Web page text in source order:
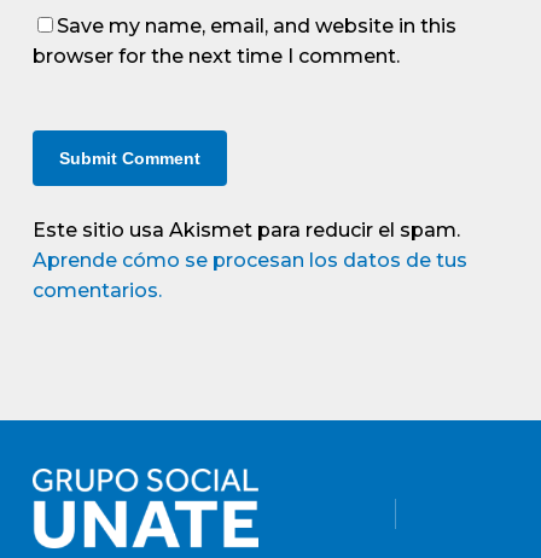
Save my name, email, and website in this
browser for the next time I comment.
Este sitio usa Akismet para reducir el spam.
Aprende cómo se procesan los datos de tus
comentarios.